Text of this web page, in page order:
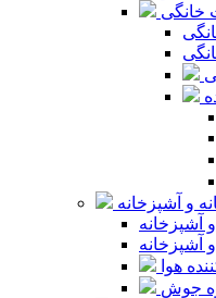
خانگی
و آشپزخانه
آشپزخانه
آشپزخانه
هوا
جوش